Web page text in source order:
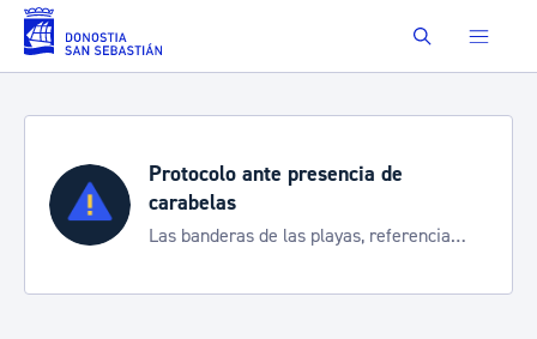
Saltar al contenido principal Buscar
Protocolo ante presencia de
carabelas
Las banderas de las playas, referencia